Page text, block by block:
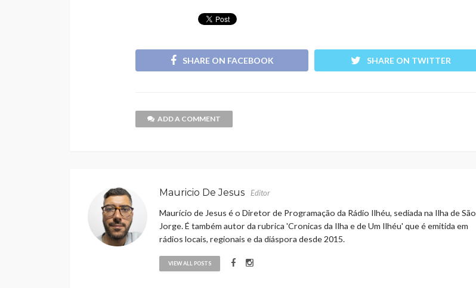
SHARE ON FACEBOOK SHARE ON TWITTER
ADD A COMMENT
Mauricio De Jesus Editor
Maurício de Jesus é o Diretor de Programação da Rádio Ilhéu, sediada na Ilha de São
Jorge. É também autor da rubrica 'Cronicas da Ilha e de Um Ilhéu' que é emitida em
rádios locais, regionais e da diáspora desde 2015.
VIEW ALL POSTS